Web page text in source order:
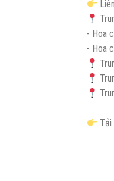
- Hoa
- Hoa
Tải